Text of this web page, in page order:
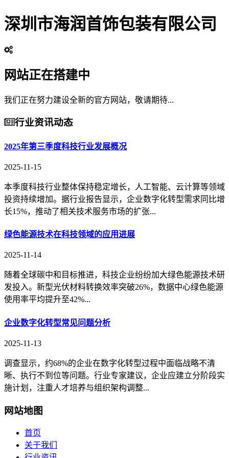
深圳市海润首饰包装有限公司
网站正在搭建中
我们正在努力建设全新的官方网站，敬请期待...
行业资讯动态
2025年第三季度科技行业发展概况
2025-11-15
本季度科技行业整体保持稳定增长，人工智能、云计算等领域
投资持续增加。据行业报告显示，企业数字化转型需求同比增
长15%，推动了相关技术服务市场的扩张...
绿色能源技术在科技领域的应用进展
2025-11-14
随着全球碳中和目标推进，科技企业纷纷加大绿色能源技术研
发投入。新型光伏材料转换效率突破26%，数据中心绿色能源
使用率平均提升至42%...
企业数字化转型常见问题分析
2025-11-13
调查显示，约68%的企业在数字化转型过程中面临战略不清
晰、执行不到位等问题。行业专家建议，企业应建立分阶段实
施计划，注重人才培养与组织架构调整...
网站地图
首页
关于我们